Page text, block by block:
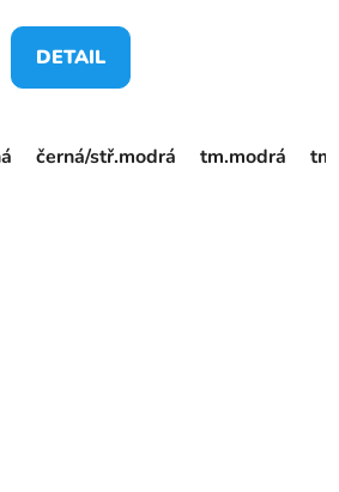
DETAIL
černá/stř.modrá tm.modrá